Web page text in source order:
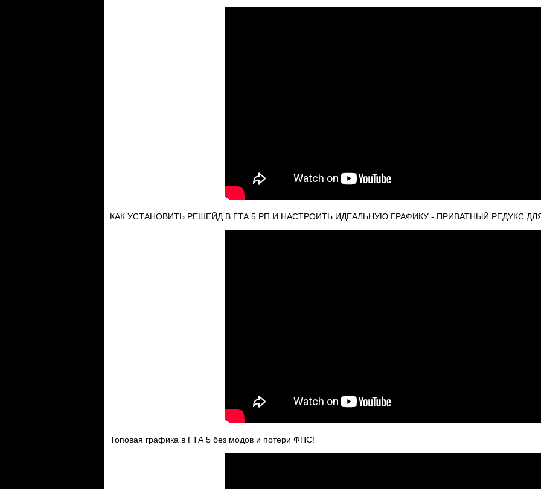
КАК УСТАНОВИТЬ РЕШЕЙД В ГТА 5 РП И НАСТРОИТЬ ИДЕАЛЬНУЮ ГРАФИКУ - ПРИВАТНЫЙ РЕДУКС
Топовая графика в ГТА 5 без модов и потери ФПС!